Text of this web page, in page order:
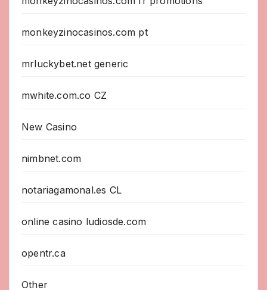
monkeyzinocasinos.com pt
mrluckybet.net generic
mwhite.com.co CZ
New Casino
nimbnet.com
notariagamonal.es CL
online casino ludiosde.com
opentr.ca
Other